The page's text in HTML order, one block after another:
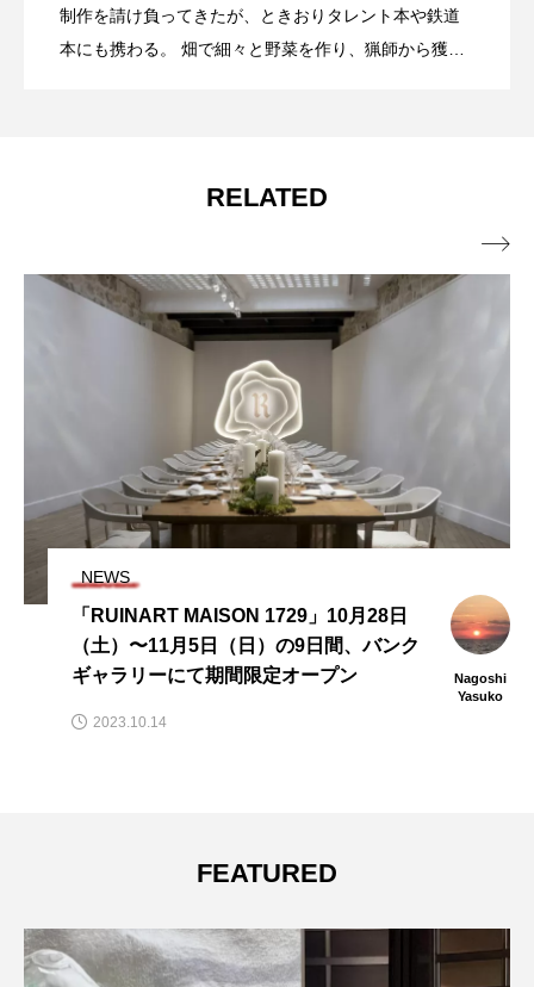
制作を請け負ってきたが、ときおりタレント本や鉄道
本にも携わる。 畑で細々と野菜を作り、猟師から獲物
で読み解くシュナン・ブランとピノター
2026.06.19 ラベルを外したら、ワインの序列は変わ
RELATED
NEWS
「RUINART MAISON 1729」10⽉28⽇
（⼟）〜11⽉5⽇（⽇）の9⽇間、バンク
ギャラリーにて期間限定オープン
Nagoshi
Yasuko
2023.10.14

FEATURED